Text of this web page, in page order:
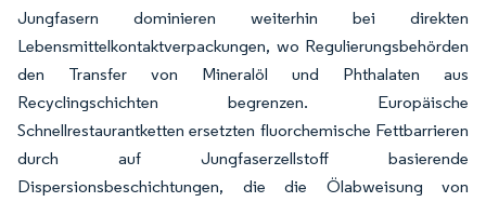
Jungfasern dominieren weiterhin bei direkten
Lebensmittelkontaktverpackungen, wo Regulierungsbehörden
den Transfer von Mineralöl und Phthalaten aus
Recyclingschichten begrenzen. Europäische
Schnellrestaurantketten ersetzten fluorchemische Fettbarrieren
durch auf Jungfaserzellstoff basierende
Dispersionsbeschichtungen, die die Ölabweisung von